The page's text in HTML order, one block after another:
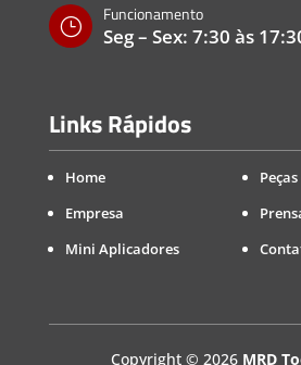
}
Funcionamento
Seg – Sex: 7:30 às
Links Rápidos
Home
Empresa
Mini Aplicadores
Copyright © 2026 MRD